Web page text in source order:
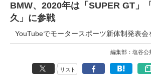
BMW、2020年は「SUPER GT」
久」に参戦
YouTubeでモータースポーツ新体制発表会
編集部：塩谷公
リスト